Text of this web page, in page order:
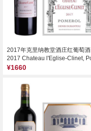
2017年克里纳教堂酒庄红葡萄酒
¥1660